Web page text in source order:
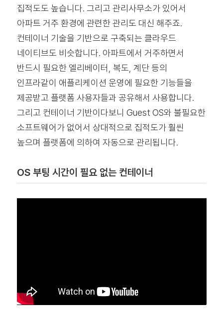
집적도도 높습니다. 그리고 관리사무소가 있어서
아파트 거주 환경에 관련한 관리도 대신 해주죠.
컨테이너 기술을 기반으로 구축되는 클라우드
네이티브도 비슷합니다. 아파트에서 거주하면서
반드시 필요한 엘리베이터, 복도, 계단 등의
인프라같이 애플리케이션 운영에 필요한 기능들을
제공받고 플랫폼 사용자들과 공유해서 사용합니다.
그리고 컨테이너 기반이다보니 Guest OS와 불필요한
소프트웨어가 없어서 상대적으로 집적도가 훨씬
높으며 플랫폼에 의하여 자동으로 관리됩니다.
OS 부팅 시간이 필요 없는 컨테이너